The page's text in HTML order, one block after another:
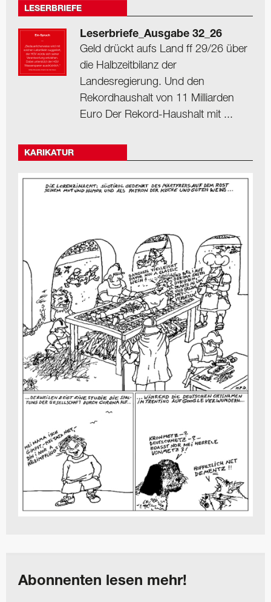
LESERBRIEFE
Leserbriefe_Ausgabe 32_26
Geld drückt aufs Land ff 29/26 über
die Halbzeitbilanz der
Landesregierung. Und den
Rekordhaushalt von 11 Milliarden
Euro Der Rekord-Haushalt mit ...
KARIKATUR
Abonnenten lesen mehr!